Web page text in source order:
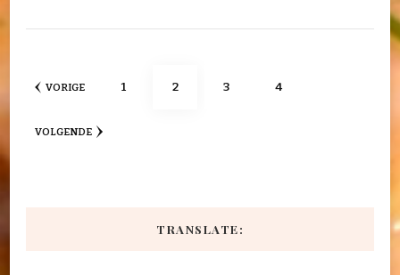
Berichten
VORIGE PAGINA
1 PAGINA
2 PAGINA
3 PAGINA
4
VOLGENDE
TRANSLATE: